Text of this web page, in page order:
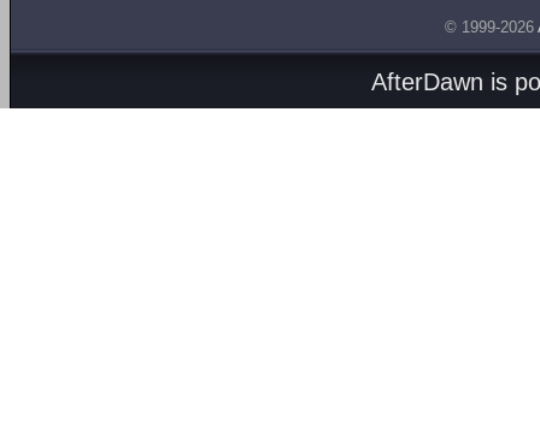
© 1999-2026
AfterDawn is